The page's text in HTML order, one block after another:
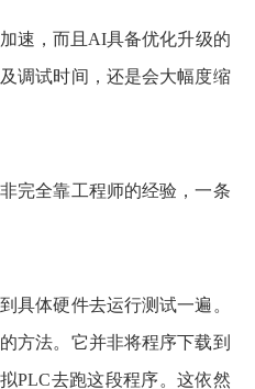
速，而且AI具备优化升级的
调试时间，还是会大幅度缩
完全靠工程师的经验，一条
具体硬件去运行测试一遍。
方法。它并非将程序下载到
PLC去跑这段程序。这依然